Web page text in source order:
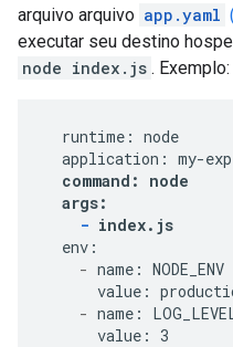
arquivo arquivo app.yaml
executar seu destino
node index.js . Exemplo:
  runtime: node
application: my-
command: node
args:
- index.js
  env:
- name: NODE_ENV
value:
- name:
      value: 3